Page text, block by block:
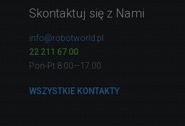
Skontaktuj się z Nami
info@robotworld.pl
22 211 67 00
Pon-Pt 8:00—17:00
WSZYSTKIE KONTAKTY